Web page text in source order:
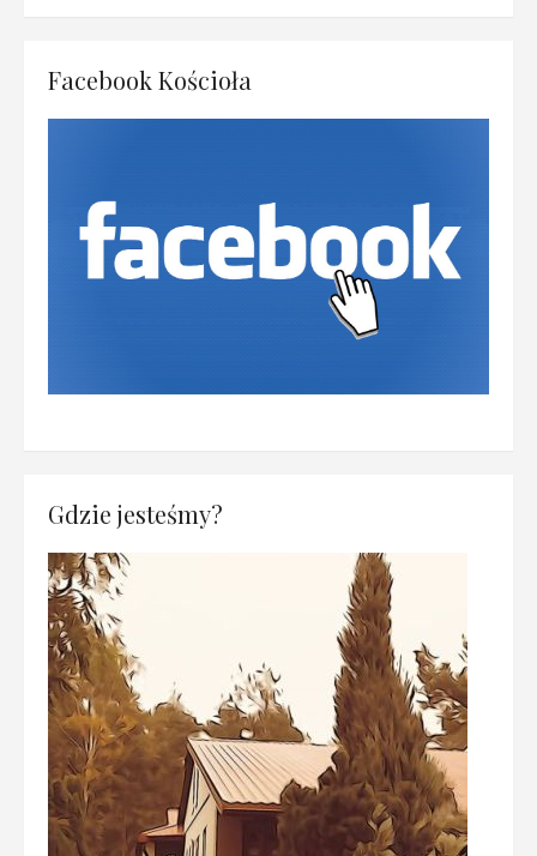
Facebook Kościoła
Gdzie jesteśmy?